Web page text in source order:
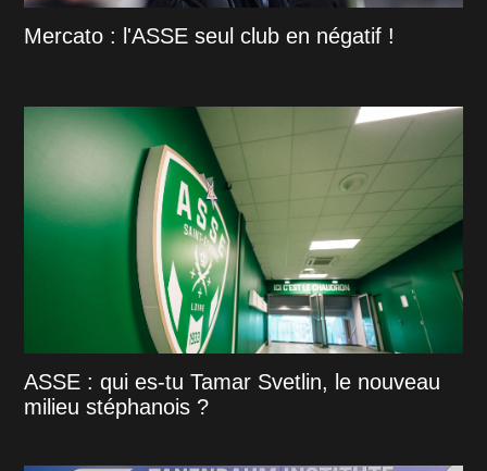
Mercato : l'ASSE seul club en négatif !
ASSE : qui es-tu Tamar Svetlin, le nouveau
milieu stéphanois ?